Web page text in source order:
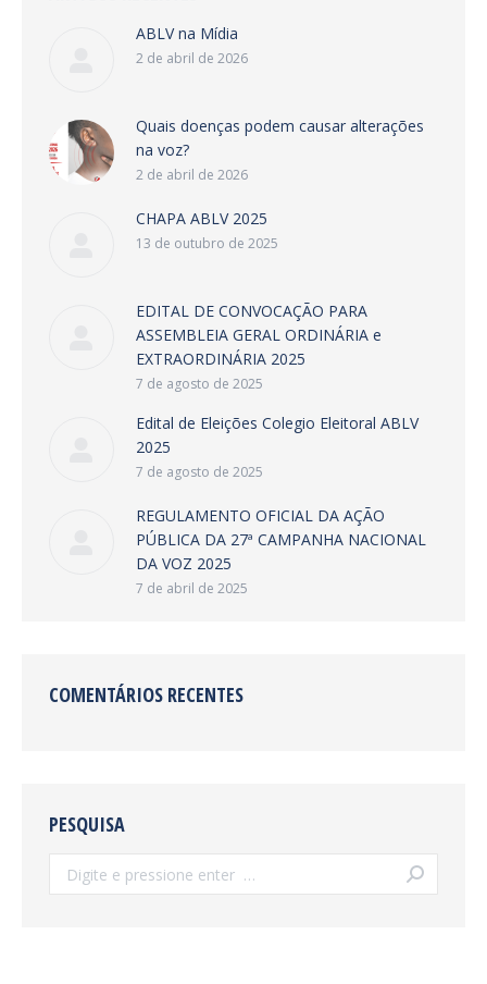
ABLV na Mídia
2 de abril de 2026
Quais doenças podem causar alterações
na voz?
2 de abril de 2026
CHAPA ABLV 2025
13 de outubro de 2025
EDITAL DE CONVOCAÇÃO PARA
ASSEMBLEIA GERAL ORDINÁRIA e
EXTRAORDINÁRIA 2025
7 de agosto de 2025
Edital de Eleições Colegio Eleitoral ABLV
2025
7 de agosto de 2025
REGULAMENTO OFICIAL DA AÇÃO
PÚBLICA DA 27ª CAMPANHA NACIONAL
DA VOZ 2025
7 de abril de 2025
COMENTÁRIOS RECENTES
PESQUISA
Search: